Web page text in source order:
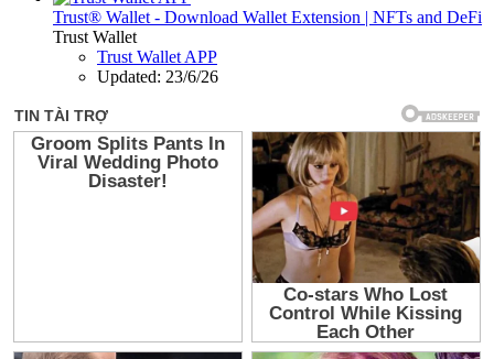
Trust® Wallet - Download Wallet Extension | NFTs and DeFi
Trust Wallet
Trust Wallet APP
Updated: 23/6/26